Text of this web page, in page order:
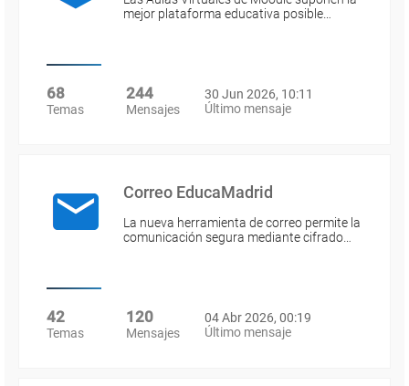
mejor plataforma educativa posible…
68
Temas
244
Mensajes
30 Jun 2026, 10:11
Último mensaje
Correo EducaMadrid
La nueva herramienta de correo permite la
comunicación segura mediante cifrado…
42
Temas
120
Mensajes
04 Abr 2026, 00:19
Último mensaje